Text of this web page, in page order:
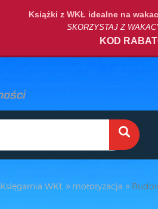
Książki z WKŁ idealne na
SKORZYSTAJ Z
KOD
Księgarnia WKŁ motoryzacja